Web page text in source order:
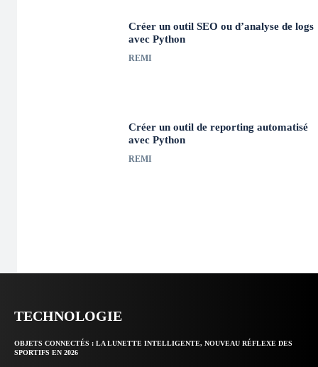
Créer un outil SEO ou d’analyse de logs
avec Python
REMI
Créer un outil de reporting automatisé
avec Python
REMI
TECHNOLOGIE
OBJETS CONNECTÉS : LA LUNETTE INTELLIGENTE, NOUVEAU RÉFLEXE DES
SPORTIFS EN 2026